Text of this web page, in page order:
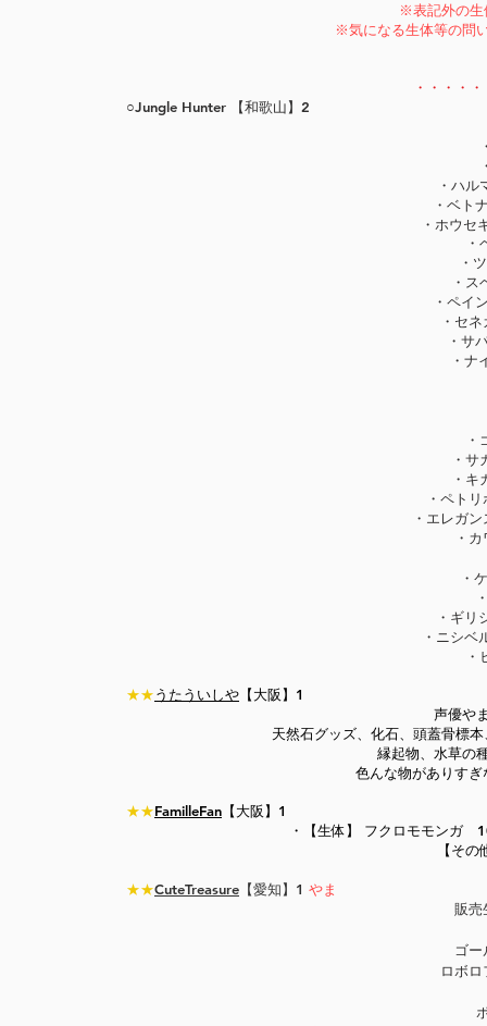
※表記外の生
※気になる生体等の問
・・・・
○Jungle Hunter 【和歌山】2​
・ハ
・ベト
・ホウセ
・
・
・ス
・ペイ
・セ
・サ
・ナ
・
・
・ペト
・エレガ
・
・
・ギリ
・ニシベ
★★うたういしや 【大阪】1
声優や
天然石グッズ、化石、頭蓋骨標
縁起物、水草の
色んな物がありす
★★FamilleFan 【大阪】1
・【生体】 フクロモモン
【そ
★★CuteTreasure 【愛知】1 やま
販売
ゴ
ロボ